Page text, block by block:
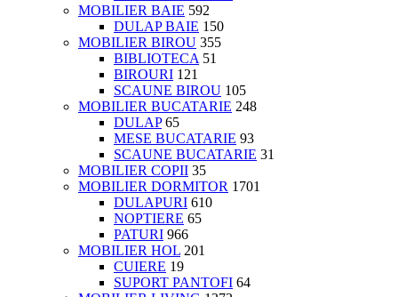
MOBILIER BAIE 592
DULAP BAIE 150
MOBILIER BIROU 355
BIBLIOTECA 51
BIROURI 121
SCAUNE BIROU 105
MOBILIER BUCATARIE 248
DULAP 65
MESE BUCATARIE 93
SCAUNE BUCATARIE 31
MOBILIER COPII 35
MOBILIER DORMITOR 1701
DULAPURI 610
NOPTIERE 65
PATURI 966
MOBILIER HOL 201
CUIERE 19
SUPORT PANTOFI 64